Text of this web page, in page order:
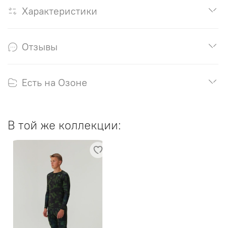
Характеристики
Отзывы
Есть на Озоне
В той же коллекции: